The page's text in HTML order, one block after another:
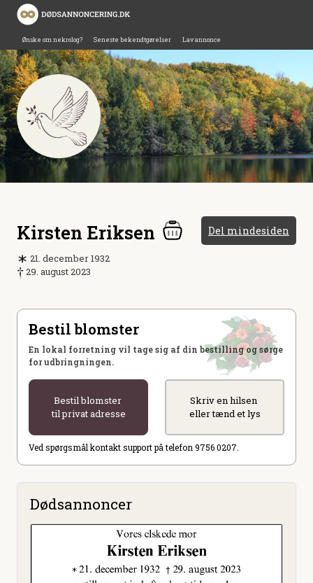
Ønske om nekrolog? Seneste bekendtgørelser Lav annonce
Kirsten Eriksen Del mindesiden
21. december 1932
29. august 2023
Bestil blomster
En lokal forretning vil tage sig af din bestilling og sørge
for udbringningen.
Bestil blomster
til privat adresse
Skriv en hilsen
eller tænd et lys
Ved spørgsmål kontakt support på telefon 9756 0207.
Dødsannoncer